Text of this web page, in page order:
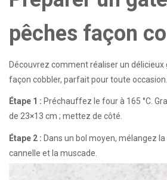
pêches façon
Découvrez comment réaliser un délicieux
façon cobbler, parfait pour toute occasion.
Étape 1 : Préchauffez le four à 165 °C.
de 23×13 cm ; mettez de côté.
Étape 2 : Dans un bol moyen, mélangez
cannelle et la muscade.